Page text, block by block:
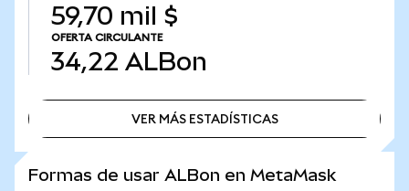
59,70 mil $
OFERTA CIRCULANTE
34,22 ALBon
VER MÁS ESTADÍSTICAS
Formas de usar ALBon en MetaMask